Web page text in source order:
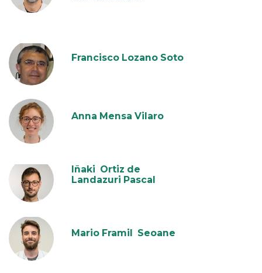
Francisco Lozano Soto
Anna Mensa Vilaro
Iñaki Ortiz de
Landazuri Pascal
Mario Framil Seoane